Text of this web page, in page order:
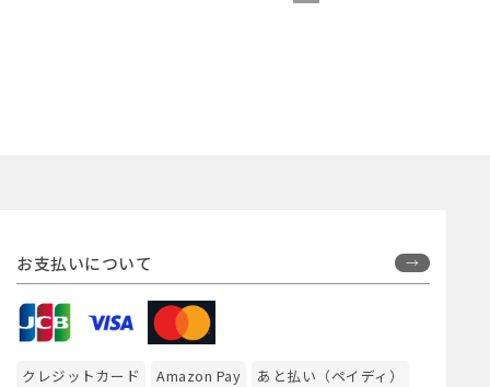
お支払いについて
クレジットカード Amazon Pay
あと払い（ペイディ）